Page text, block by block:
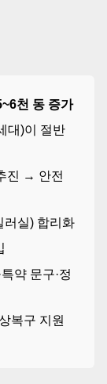
천 동 증가
대)이 절반
진 → 안전
러실) 합리화
약 문구·정
복구 지원